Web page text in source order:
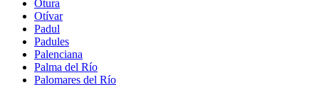
Otura
Otívar
Padul
Padules
Palenciana
Palma del Río
Palomares del Río